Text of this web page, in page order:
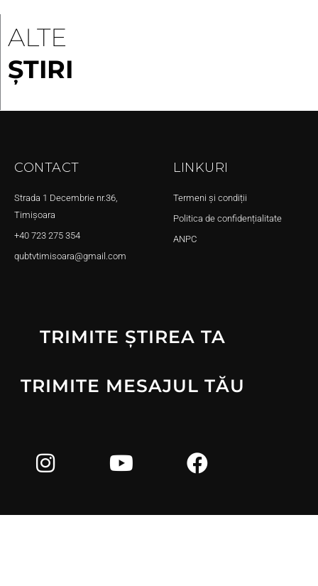
ALTE
ȘTIRI
CONTACT
Strada 1 Decembrie nr.36,
Timișoara
+40 723 275 354
qubtvtimisoara@gmail.com
LINKURI
Termeni și condiții
Politica de confidențialitate
ANPC
TRIMITE ȘTIREA TA
TRIMITE MESAJUL TĂU